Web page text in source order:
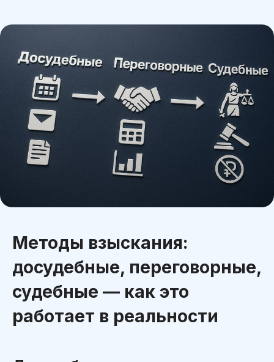
Методы взыскания:
досудебные, переговорные,
судебные — как это
работает в реальности